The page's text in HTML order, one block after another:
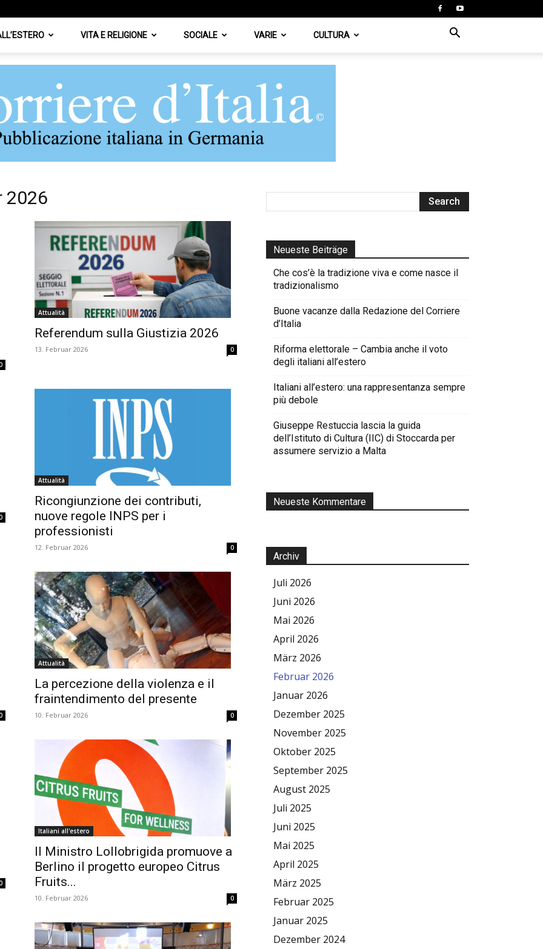
VITA E RELIGIONE SOCIALE VARIE CULTURA
d'Italia
2026
Attualità
Referendum sulla Giustizia 2026
13. Februar 2026 0
Attualità
Ricongiunzione dei contributi,
nuove regole INPS per i
professionisti
12. Februar 2026 0
Attualità
La percezione della violenza e il
fraintendimento del presente
10. Februar 2026 0
Italiani all'estero
Il Ministro Lollobrigida promuove a
Berlino il progetto europeo Citrus
Fruits...
10. Februar 2026 0
Neueste Beiträge
Che cos’è la tradizione viva e come nasce il
tradizionalismo
Buone vacanze dalla Redazione del Corriere
d’Italia
Riforma elettorale – Cambia anche il voto
degli italiani all’estero
Italiani all’estero: una rappresentanza sempre
più debole
Giuseppe Restuccia lascia la guida
dell’Istituto di Cultura (IIC) di Stoccarda per
assumere servizio a Malta
Neueste Kommentare
Archiv
Juli 2026
Juni 2026
Mai 2026
April 2026
März 2026
Februar 2026
Januar 2026
Dezember 2025
November 2025
Oktober 2025
September 2025
August 2025
Juli 2025
Juni 2025
Mai 2025
April 2025
März 2025
Februar 2025
Januar 2025
Dezember 2024